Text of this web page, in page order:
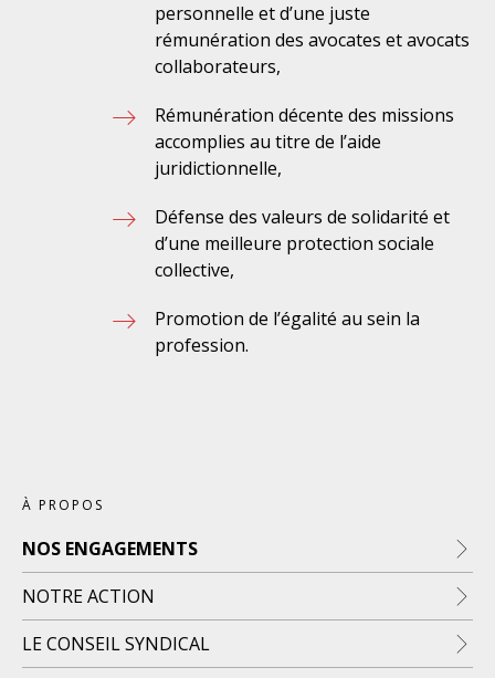
À PROPOS
NOS ENGAGEMENTS
NOTRE ACTION
LE CONSEIL SYNDICAL
personnelle et d’une juste
rémunération des avocates et avocats
collaborateurs,
Rémunération décente des missions
accomplies au titre de l’aide
juridictionnelle,
Défense des valeurs de solidarité et
d’une meilleure protection sociale
collective,
Promotion de l’égalité au sein la
profession.